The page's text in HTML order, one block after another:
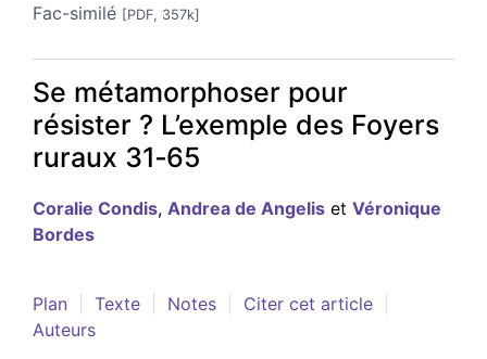
Fac-similé [PDF, 357k]
Se métamorphoser pour
résister ? L’exemple des Foyers
ruraux 31‑65
Coralie Condis, Andrea de Angelis et Véronique
Bordes
Plan Texte Notes
Citer cet article
Auteurs